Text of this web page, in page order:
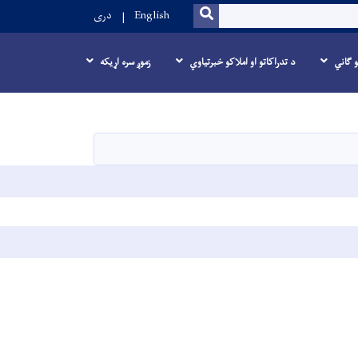
SEARCH
English دری
ګاني د تدراکاتو او املاکو خبرتیاوي زموږ سره اړیکه